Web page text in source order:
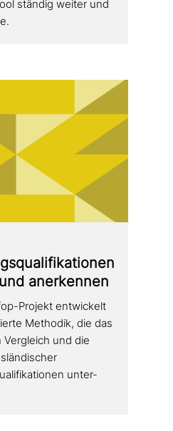
ständig weiter und
anerkennen
Projekt ent­wickelt
Methodik, die das
und die
unter­